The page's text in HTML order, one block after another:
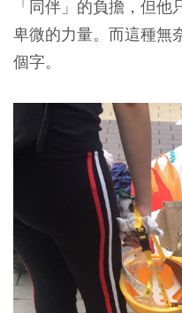
「同伴」的負擔，但
卑微的力量。而這種無
個字。